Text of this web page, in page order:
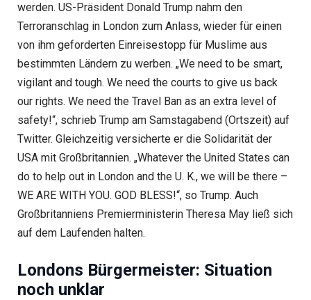
werden. US-Präsident Donald Trump nahm den
Terroranschlag in London zum Anlass, wieder für einen
von ihm geforderten Einreisestopp für Muslime aus
bestimmten Ländern zu werben. „We need to be smart,
vigilant and tough. We need the courts to give us back
our rights. We need the Travel Ban as an extra level of
safety!“, schrieb Trump am Samstagabend (Ortszeit) auf
Twitter. Gleichzeitig versicherte er die Solidarität der
USA mit Großbritannien. „Whatever the United States can
do to help out in London and the U. K., we will be there –
WE ARE WITH YOU. GOD BLESS!“, so Trump. Auch
Großbritanniens Premierministerin Theresa May ließ sich
auf dem Laufenden halten.
Londons Bürgermeister: Situation
noch unklar